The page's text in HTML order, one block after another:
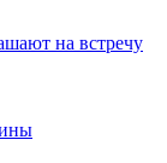
на встречу